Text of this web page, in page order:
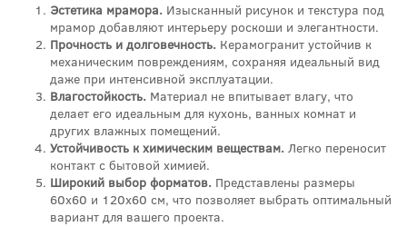
Эстетика мрамора. Изысканный рисунок и текстура под
мрамор добавляют интерьеру роскоши и элегантности.
Прочность и долговечность. Керамогранит устойчив к
механическим повреждениям, сохраняя идеальный вид
даже при интенсивной эксплуатации.
Влагостойкость. Материал не впитывает влагу, что
делает его идеальным для кухонь, ванных комнат и
других влажных помещений.
Устойчивость к химическим веществам. Легко переносит
контакт с бытовой химией.
Широкий выбор форматов. Представлены размеры
60x60 и 120x60 см, что позволяет выбрать оптимальный
вариант для вашего проекта.